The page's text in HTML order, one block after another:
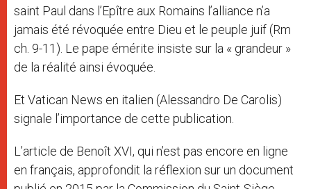
saint Paul dans l’Epître aux Romains l’alliance n’a
jamais été révoquée entre Dieu et le peuple juif (Rm
ch. 9-11). Le pape émérite insiste sur la « grandeur »
de la réalité ainsi évoquée.
Et Vatican News en italien (Alessandro De Carolis)
signale l’importance de cette publication.
L’article de Benoît XVI, qui n’est pas encore en ligne
en français, approfondit la réflexion sur un document